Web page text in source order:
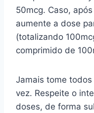
50mcg. Caso,
aumente a dose
(totalizando
comprimido de
Jamais tome
vez. Respeite o
doses, de forma